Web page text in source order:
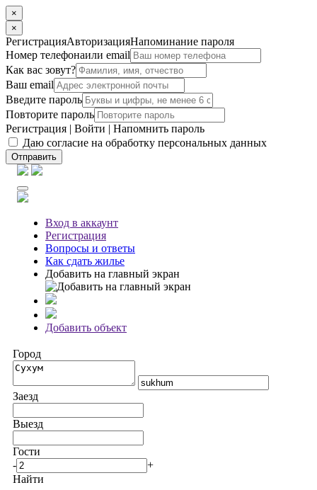
×
×
РегистрацияАвторизацияНапоминание пароля
Номер телефонаили email
Как вас зовут?
Ваш email
Введите пароль
Повторите пароль
Регистрация | Войти | Напомнить пароль
Даю согласие на обработку персональных данных
Отправить
Вход в аккаунт
Регистрация
Вопросы и ответы
Как сдать жилье
Добавить на главный экран
Добавить объект
Город
Заезд
Выезд
Гости
-
+
Найти